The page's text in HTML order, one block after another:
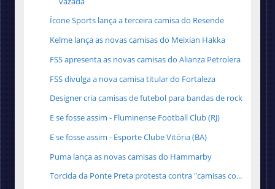
Ícone Sports lança a terceira camisa do Resende
Kelme lança as novas camisas do Meixian Hakka
FSS apresenta as novas camisas do Alianza Petrolera
FSS divulga a nova camisa titular do Fortaleza
Designer cria camisas de futebol para bandas de rock
E se fosse assim - Fluminense Football Club (RJ)
E se fosse assim - Esporte Clube Vitória (BA)
Puma lança as novas camisas do Hammarby
Torcida da Ponte Preta protesta contra "camisas co...